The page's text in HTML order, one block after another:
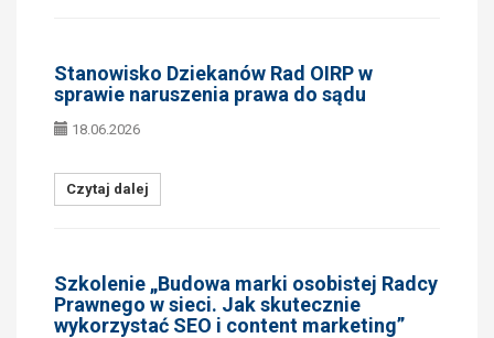
Stanowisko Dziekanów Rad OIRP w
sprawie naruszenia prawa do sądu
18.06.2026
Czytaj dalej
Szkolenie „Budowa marki osobistej Radcy
Prawnego w sieci. Jak skutecznie
wykorzystać SEO i content marketing”